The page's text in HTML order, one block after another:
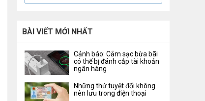
BÀI VIẾT MỚI NHẤT
Cảnh báo: Cắm sạc bừa bãi
có thể bị đánh cắp tài khoản
ngân hàng
Những thứ tuyệt đối không
nên lưu trong điện thoại